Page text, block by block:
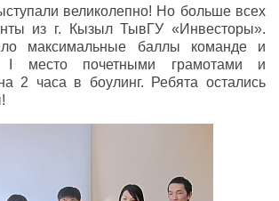
великолепно! Но больше всех
из г. Кызыл ТывГУ «Инвесторы».
максимальные баллы команде и
место почетными грамотами и
2 часа в боулинг. Ребята остались